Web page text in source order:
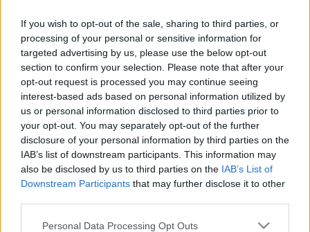
If you wish to opt-out of the sale, sharing to third parties, or
processing of your personal or sensitive information for
targeted advertising by us, please use the below opt-out
section to confirm your selection. Please note that after your
opt-out request is processed you may continue seeing
interest-based ads based on personal information utilized by
us or personal information disclosed to third parties prior to
your opt-out. You may separately opt-out of the further
disclosure of your personal information by third parties on the
IAB’s list of downstream participants. This information may
also be disclosed by us to third parties on the IAB’s List of
Downstream Participants that may further disclose it to other
Please note that this website/app uses one or more Google
Personal Data Processing Opt Outs
bakker.•2014. szeptember 29.
Fontosabb szabályok: 1. A tipp beírás legkésőbbi
időpontja a legkorábbi esemény kezdete előtt 30
perccel! 2. A versenyben a beírás időpontjában
aktuális szorzó az érvényes. Ezt itt ellenőrizheted:
http://www.szerencsejatek.hu/tippmix-napi-bontas
3. Az első beírt tipp…
2014.40.hét.1.forduló hétfő
bakker.•2014. szeptember 28. 560